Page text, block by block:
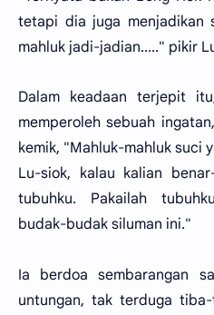
tetapi dia juga menjadikan
mahluk jadi-jadian....." pikir
Dalam keadaan terjepit
memperoleh sebuah
kemik, "Mahluk-mahluk suci
Lu-siok, kalau kalian
tubuhku. Pakailah
budak-budak siluman ini."
Ia berdoa sembarangan
untungan, tak terduga